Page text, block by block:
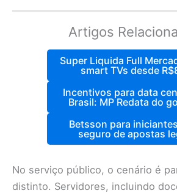
Artigos
Super Liquida Full
smart TVs desde
Incentivos para data
Brasil: MP Redata do
Betsson para
seguro de apostas
No serviço público, o cenário é
distinto. Servidores, incluindo